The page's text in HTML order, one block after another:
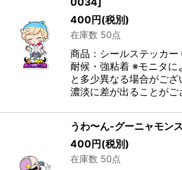
400円(税別)
在庫数 50点
商品：シールステッカー
耐候・強粘着 ※モニタに
と多少異なる場合がご
濃淡に差が出ることがご
うわ〜ん-グーニャモン
400円(税別)
在庫数 50点